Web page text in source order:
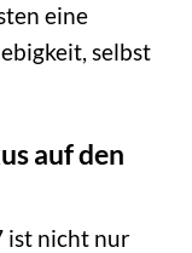
eine
selbst
auf den
ist nicht nur